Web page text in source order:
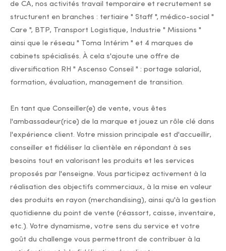
de CA, nos activités travail temporaire et recrutement se
structurent en branches : tertiaire " Staff ", médico-social "
Care ", BTP, Transport Logistique, Industrie " Missions "
ainsi que le réseau " Toma Intérim " et 4 marques de
cabinets spécialisés. À cela s'ajoute une offre de
diversification RH " Ascenso Conseil " : portage salarial,
formation, évaluation, management de transition.
En tant que Conseiller(e) de vente, vous êtes
l'ambassadeur(rice) de la marque et jouez un rôle clé dans
l'expérience client. Votre mission principale est d'accueillir,
conseiller et fidéliser la clientèle en répondant à ses
besoins tout en valorisant les produits et les services
proposés par l'enseigne. Vous participez activement à la
réalisation des objectifs commerciaux, à la mise en valeur
des produits en rayon (merchandising), ainsi qu'à la gestion
quotidienne du point de vente (réassort, caisse, inventaire,
etc.). Votre dynamisme, votre sens du service et votre
goût du challenge vous permettront de contribuer à la